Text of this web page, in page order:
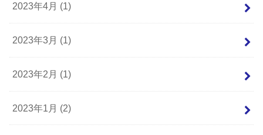
2023年4月 (1)
2023年3月 (1)
2023年2月 (1)
2023年1月 (2)